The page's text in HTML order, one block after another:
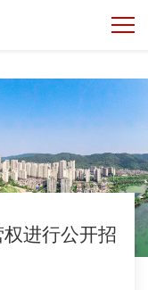
进行公开招